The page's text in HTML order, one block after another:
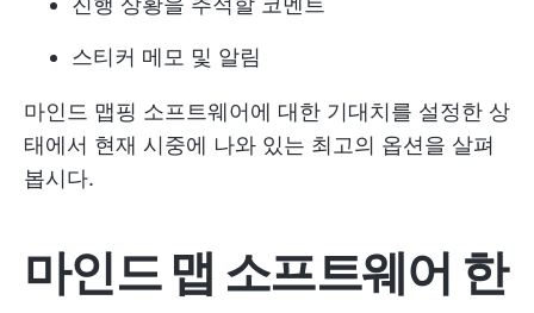
스티커 메모 및 알림
마인드 맵핑 소프트웨어에 대한 기대치를 설정한 상
태에서 현재 시중에 나와 있는 최고의 옵션을 살펴
봅시다.
마인드 맵 소프트웨어 한